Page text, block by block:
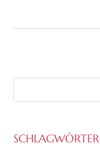
SCHLAGWÖRTER